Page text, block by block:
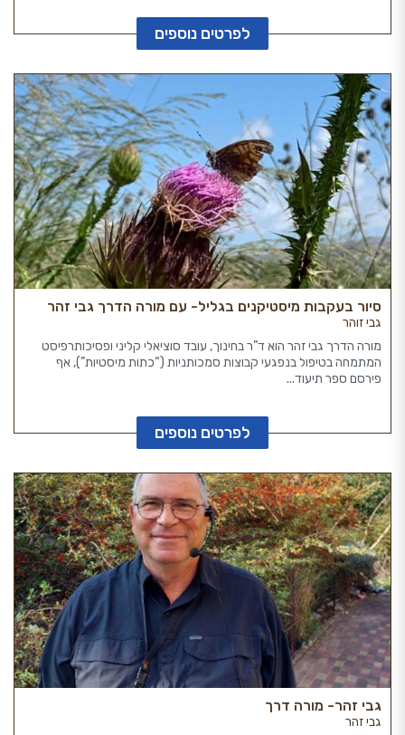
לפרטים נוספים
סיור בעקבות מיסטיקנים בגליל- עם מורה הדרך גבי זהר
גבי זוהר
מורה הדרך גבי זהר הוא ד”ר בחינוך, עובד סוציאלי קליני ופסיכותרפיסט
המתמחה בטיפול בנפגעי קבוצות סמכותניות (“כתות מיסטיות”), אף
פירסם ספר תיעוד...
לפרטים נוספים
גבי זהר- מורה דרך
גבי זהר